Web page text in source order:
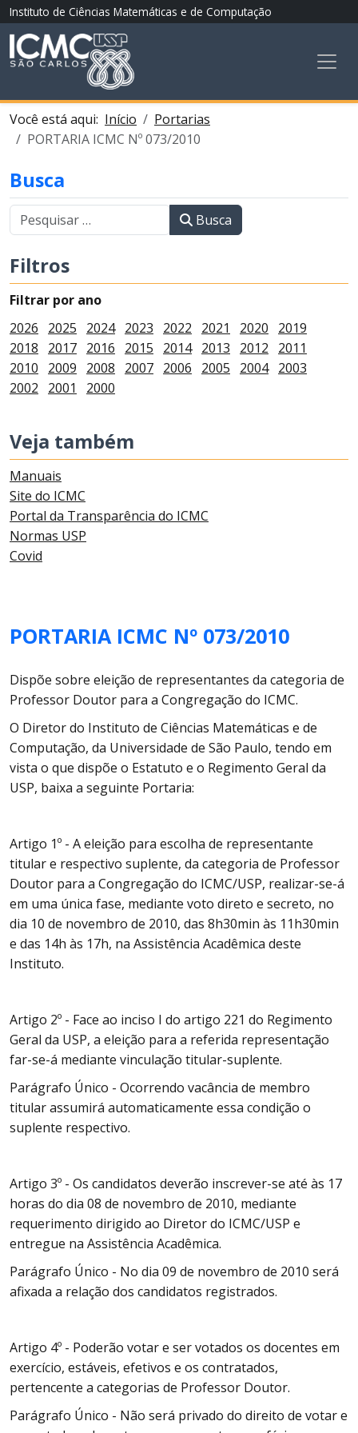
Instituto de Ciências Matemáticas e de Computação
Você está aqui: Início
Portarias
PORTARIA ICMC Nº 073/2010
Busca
Busca
Filtros
Filtrar por ano
2026
2025 2024 2023 2022 2021 2020
2019
2018
2017 2016 2015 2014 2013 2012
2011
2010
2009 2008 2007 2006 2005 2004 2003
2002
2001 2000
Veja também
Manuais
Site do ICMC
Portal da Transparência do ICMC
Normas USP
Covid
PORTARIA ICMC Nº 073/2010
Dispõe sobre eleição de representantes da categoria de
Professor Doutor para a Congregação do ICMC.
O Diretor do Instituto de Ciências Matemáticas e de
Computação, da Universidade de São Paulo, tendo em
vista o que dispõe o Estatuto e o Regimento Geral da
USP, baixa a seguinte Portaria:
Artigo 1º - A eleição para escolha de representante
titular e respectivo suplente, da categoria de Professor
Doutor para a Congregação do ICMC/USP, realizar-se-á
em uma única fase, mediante voto direto e secreto, no
dia 10 de novembro de 2010, das 8h30min às 11h30min
e das 14h às 17h, na Assistência Acadêmica deste
Instituto.
Artigo 2º - Face ao inciso I do artigo 221 do Regimento
Geral da USP, a eleição para a referida representação
far-se-á mediante vinculação titular-suplente.
Parágrafo Único - Ocorrendo vacância de membro
titular assumirá automaticamente essa condição o
suplente respectivo.
Artigo 3º - Os candidatos deverão inscrever-se até às 17
horas do dia 08 de novembro de 2010, mediante
requerimento dirigido ao Diretor do ICMC/USP e
entregue na Assistência Acadêmica.
Parágrafo Único - No dia 09 de novembro de 2010 será
afixada a relação dos candidatos registrados.
Artigo 4º - Poderão votar e ser votados os docentes em
exercício, estáveis, efetivos e os contratados,
pertencente a categorias de Professor Doutor.
Parágrafo Único - Não será privado do direito de votar e